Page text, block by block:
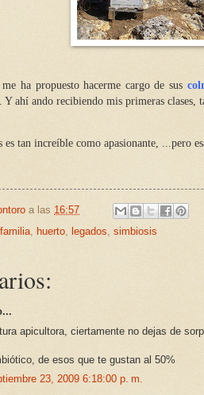
ha propuesto hacerme cargo de sus
ahí ando recibiendo mis primeras clases,
es tan increíble como apasionante, ...pero
a las 16:57
familia huerto legados simbiosis
apicultora, ciertamente no dejas de
de esos que te gustan al 50%
23, 2009 6:18:00 p. m.